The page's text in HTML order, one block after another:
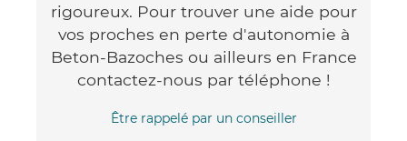
rigoureux. Pour trouver une aide pour
vos proches en perte d'autonomie à
Beton-Bazoches ou ailleurs en France
contactez-nous par téléphone !
Être rappelé par un conseiller